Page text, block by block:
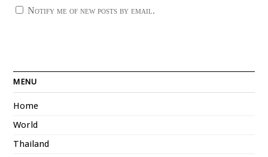
Notify me of new posts by email.
MENU
Home
World
Thailand